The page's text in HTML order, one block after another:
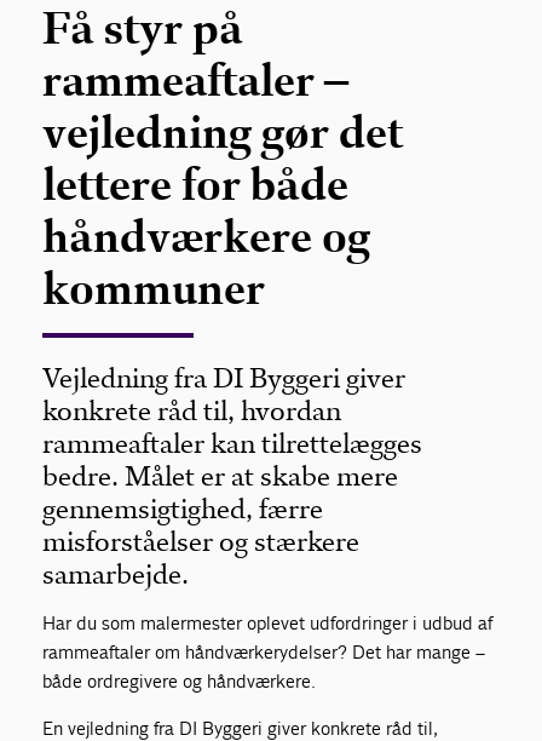
Få styr på
rammeaftaler –
vejledning gør det
lettere for både
håndværkere og
kommuner
Vejledning fra DI Byggeri giver
konkrete råd til, hvordan
rammeaftaler kan tilrettelægges
bedre. Målet er at skabe mere
gennemsigtighed, færre
misforståelser og stærkere
samarbejde.
Har du som malermester oplevet udfordringer i udbud af
rammeaftaler om håndværkerydelser? Det har mange –
både ordregivere og håndværkere.
En vejledning fra DI Byggeri giver konkrete råd til,